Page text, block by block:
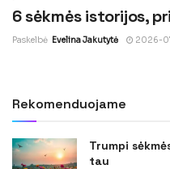
6 sėkmės istorijos,
Paskelbė Evelina Jakutytė 2026-
Rekomenduojame
Trumpi
tau